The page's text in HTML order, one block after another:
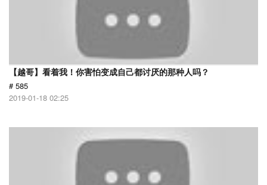
【越哥】看着我！你害怕变成自己都讨厌的那种人吗？
# 585
2019-01-18 02:25